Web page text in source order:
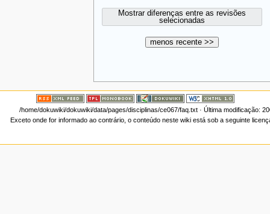
Mostrar diferenças entre as revisões
selecionadas
menos recente >>
/home/dokuwiki/dokuwiki/data/pages/disciplinas/ce067/faq.txt· Última modificação:
Exceto onde for informado ao contrário, o conteúdo neste wiki está sob a seguinte